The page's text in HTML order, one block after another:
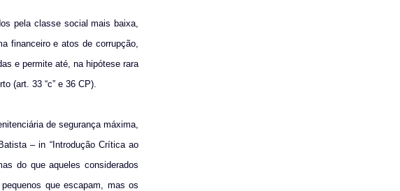
pela classe social mais baixa,
financeiro e atos de corrupção,
e permite até, na hipótese rara
(art. 33 “c” e 36 CP).
de segurança máxima,
– in “Introdução Crítica ao
do que aqueles considerados
que escapam, mas os